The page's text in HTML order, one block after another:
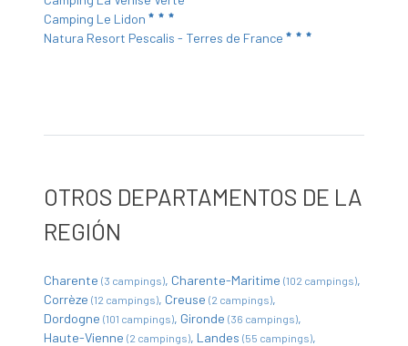
Camping Le Lidon
Natura Resort Pescalis - Terres de France
OTROS DEPARTAMENTOS DE LA
REGIÓN
Charente (3 campings) Charente-Maritime (102 campings)
Corrèze (12 campings) Creuse (2 campings)
Dordogne (101 campings) Gironde (36 campings)
Haute-Vienne (2 campings) Landes (55 campings)